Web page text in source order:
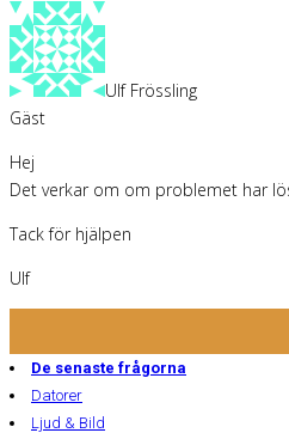
Ulf Frössling
Gäst
Hej
Det verkar om om problemet har
Tack för hjälpen
Ulf
De senaste frågorna
Datorer
Ljud & Bild